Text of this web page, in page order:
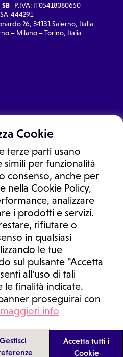
Cookie
terze parti usano
per funzionalità
consenso, anche per
nella Cookie Policy,
analizzare
i prodotti e servizi.
rifiutare o
in qualsiasi
le tue
sul pulsante "Accetta
all'uso di tali
finalità indicate.
proseguirai con
maggiori info
Gestisci
Accetta tutti i
Cookie
| P.IVA: IT05418080650
SA-444291
26, 84131 Salerno, Italia
– Milano – Torino, Italia
sito non sono un consulto medico.
sostituiscono un consulto, una
medico. Non si devono considerare
suggerimenti per la formulazione di
di un trattamento o l'assunzione o
prima consultare un medico di
o uno specialista.
Policy |Gestione cookie
i diritti riservati.